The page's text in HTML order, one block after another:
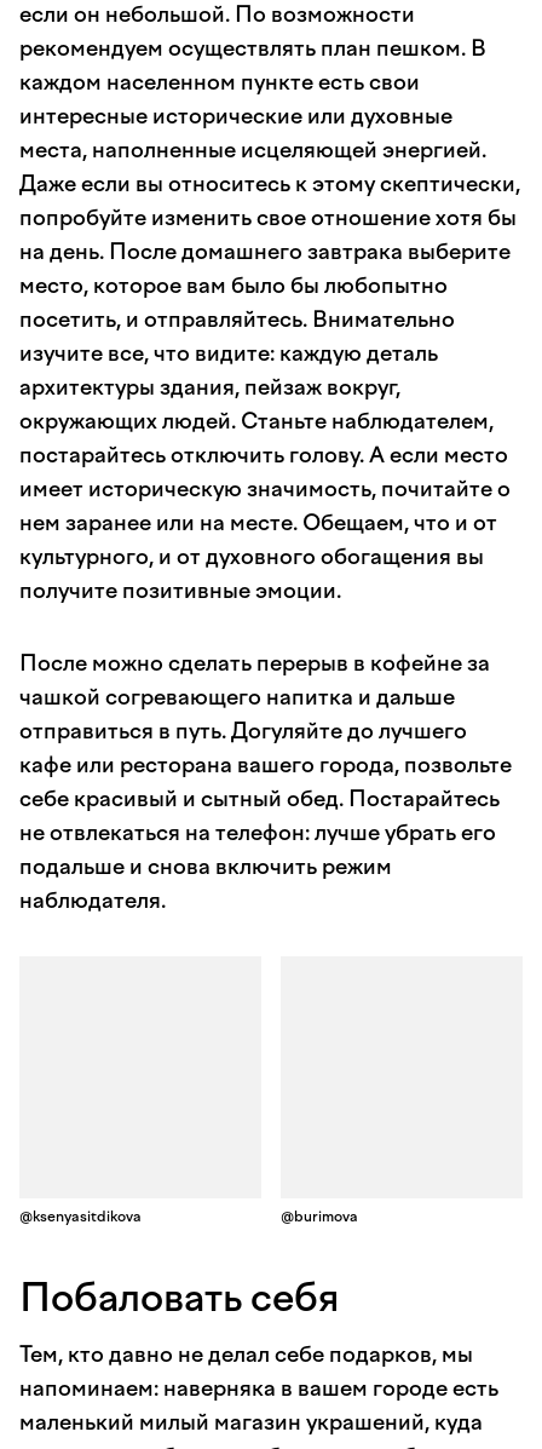
если он небольшой. По возможности
рекомендуем осуществлять план пешком. В
каждом населенном пункте есть свои
интересные исторические или духовные
места, наполненные исцеляющей энергией.
Даже если вы относитесь к этому скептически,
попробуйте изменить свое отношение хотя бы
на день. После домашнего завтрака выберите
место, которое вам было бы любопытно
посетить, и отправляйтесь. Внимательно
изучите все, что видите: каждую деталь
архитектуры здания, пейзаж вокруг,
окружающих людей. Станьте наблюдателем,
постарайтесь отключить голову. А если место
имеет историческую значимость, почитайте о
нем заранее или на месте. Обещаем, что и от
культурного, и от духовного обогащения вы
получите позитивные эмоции.
После можно сделать перерыв в кофейне за
чашкой согревающего напитка и дальше
отправиться в путь. Догуляйте до лучшего
кафе или ресторана вашего города, позвольте
себе красивый и сытный обед. Постарайтесь
не отвлекаться на телефон: лучше убрать его
подальше и снова включить режим
наблюдателя.
@ksenyasitdikova @burimova
Побаловать себя
Тем, кто давно не делал себе подарков, мы
напоминаем: наверняка в вашем городе есть
маленький милый магазин украшений, куда